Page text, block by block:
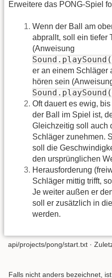
Erweitere das PONG-Spiel
Wenn der Ball am
abprallt, soll ein tiefer
(Anweisung
er an einem Schläger
hören sein
Oft dauert es ewig,
der Ball im Spiel ist,
Gleichzeitig soll auch
Schläger zunehmen.
soll die
den ursprünglichen
Herausforderung
Schläger mittig trifft,
Je weiter außen er
soll er zusätzlich in
werden.
api/projects/pong/start.txt ·
Falls nicht anders bezeichnet,